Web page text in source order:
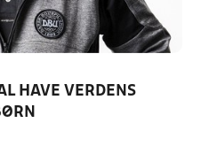
HAVE VERDENS